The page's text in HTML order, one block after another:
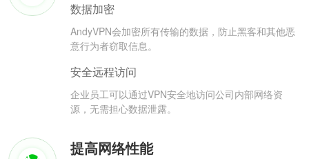
数据加密
AndyVPN会加密所有传输的数据，防止黑客和其他恶
意行为者窃取信息。
安全远程访问
企业员工可以通过VPN安全地访问公司内部网络资
源，无需担心数据泄露。
提高网络性能